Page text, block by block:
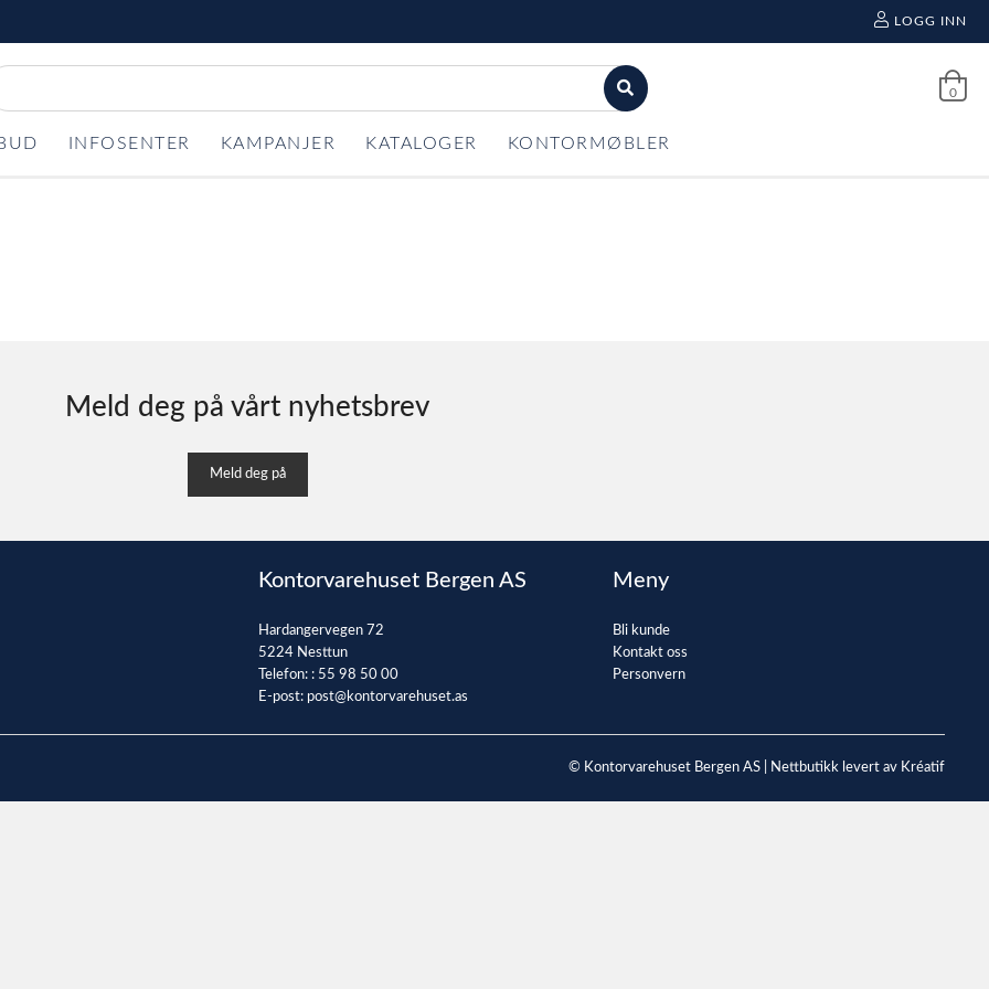
LOGG INN
0
INFOSENTER KAMPANJER KATALOGER KONTORMØBLER
Meld deg på vårt nyhetsbrev
Meld deg på
Kontorvarehuset Bergen AS
Hardangervegen 72
5224 Nesttun
Telefon: : 55 98 50 00
E-post: post@kontorvarehuset.as
Meny
Bli kunde
Kontakt oss
Personvern
© Kontorvarehuset Bergen AS | Nettbutikk levert av Kréatif